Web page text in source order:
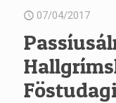
07/04/2017